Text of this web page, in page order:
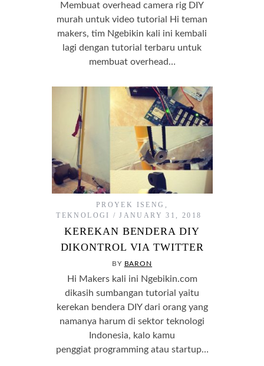
Membuat overhead camera rig DIY
murah untuk video tutorial Hi teman
makers, tim Ngebikin kali ini kembali
lagi dengan tutorial terbaru untuk
membuat overhead…
PROYEK ISENG ,
TEKNOLOGI
JANUARY 31, 2018
KEREKAN BENDERA DIY
DIKONTROL VIA TWITTER
BY BARON
Hi Makers kali ini Ngebikin.com
dikasih sumbangan tutorial yaitu
kerekan bendera DIY dari orang yang
namanya harum di sektor teknologi
Indonesia, kalo kamu
penggiat programming atau startup…